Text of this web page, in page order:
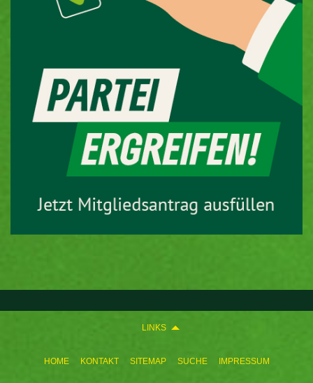
LINKS
HOME KONTAKT SITEMAP SUCHE IMPRESSUM